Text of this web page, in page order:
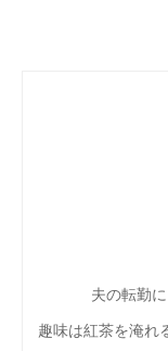
夫の転勤
趣味は紅茶を淹れ